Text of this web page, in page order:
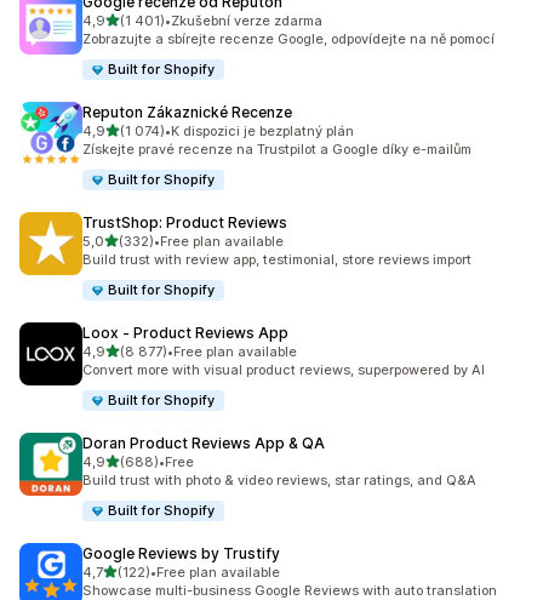
4,9z 5 hvězd
(1 401)
Celkový počet recenzí: 1401
•Zkušební verze zdarma
Zobrazujte a sbírejte recenze Google, odpovídejte na ně pomocí
Built for Shopify
Reputon Zákaznické Recenze
4,9z 5 hvězd
(1 074)
Celkový počet recenzí: 1074
•K dispozici je bezplatný plán
Získejte pravé recenze na Trustpilot a Google díky e-mailům
Built for Shopify
TrustShop: Product Reviews
5,0z 5 hvězd
(332)
Celkový počet recenzí: 332
•Free plan available
Build trust with review app, testimonial, store reviews import
Built for Shopify
Loox ‑ Product Reviews App
4,9z 5 hvězd
(8 877)
Celkový počet recenzí: 8877
•Free plan available
Convert more with visual product reviews, superpowered by AI
Built for Shopify
Doran Product Reviews App & QA
4,9z 5 hvězd
(688)
Celkový počet recenzí: 688
•Free
Build trust with photo & video reviews, star ratings, and Q&A
Built for Shopify
Google Reviews by Trustify
4,7z 5 hvězd
(122)
Celkový počet recenzí: 122
•Free plan available
Showcase multi-business Google Reviews with auto translation